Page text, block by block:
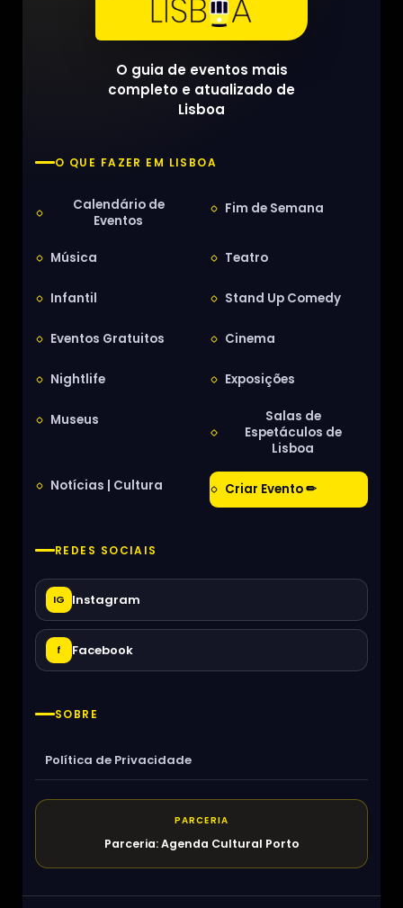
O guia de eventos mais
completo e atualizado de
Lisboa
O QUE FAZER EM LISBOA
Calendário de
Eventos
Fim de Semana
Música Teatro
Infantil Stand Up Comedy
Eventos Gratuitos Cinema
Nightlife Exposições
Museus
Salas de
Espetáculos de
Lisboa
Notícias | Cultura Criar Evento ✏
REDES SOCIAIS
IG Instagram
f Facebook
SOBRE
Política de Privacidade
PARCERIA
Parceria: Agenda Cultural Porto